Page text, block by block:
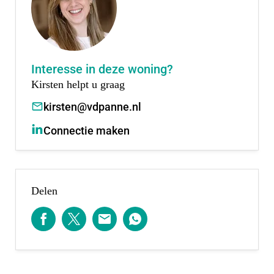
Nieuwerkerk aan den IJssel is een charmant en
levendig dorp aan de Hollandse IJssel, met een
gemeenschap. Het dorp biedt het beste van twee
én mooie steden binnen handbereik. Dankzij de
centrale ligging woon je precies tussen Rotterdam
en Gouda – twee historische steden met elk hun
eigen karakter, cultuur en voorzieningen.
Met de trein of auto ben je binnen 15 minuten in
Rotterdam en 20 minuten in Gouda – ideaal voor
Interesse in deze woning?
Kirsten helpt u graag
kirsten@vdpanne.nl
Connectie maken
Delen